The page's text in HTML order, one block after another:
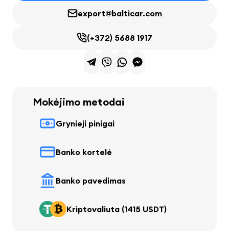
export@balticar.com
(+372) 5688 1917
Mokėjimo metodai
Grynieji pinigai
Banko kortelė
Banko pavedimas
Kriptovaliuta (1415 USDT)